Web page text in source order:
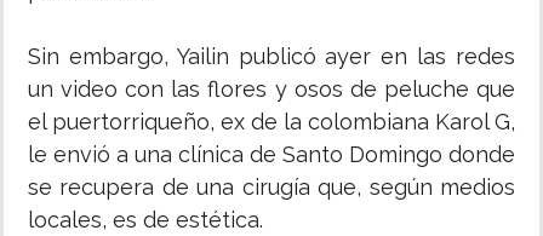
Sin embargo, Yailin publicó ayer en las redes
un video con las flores y osos de peluche que
el puertorriqueño, ex de la colombiana Karol G,
le envió a una clínica de Santo Domingo donde
se recupera de una cirugía que, según medios
locales, es de estética.